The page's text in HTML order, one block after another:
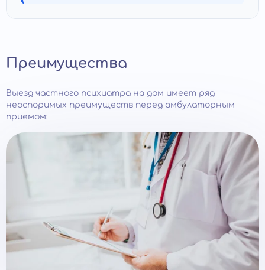
Преимущества
Выезд частного психиатра на дом имеет ряд
неоспоримых преимуществ перед амбулаторным
приемом: